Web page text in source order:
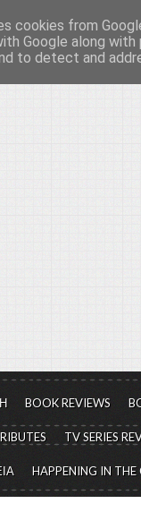
των
εδώ για να
BOOK REVIEWS
TV SERIES
HAPPENING IN THE
cookies from
Google along
to detect and